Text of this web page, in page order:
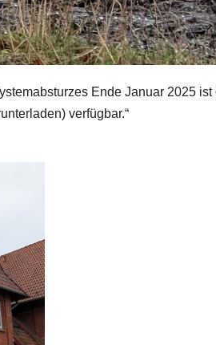
Ende Januar 2025
verfügbar.“